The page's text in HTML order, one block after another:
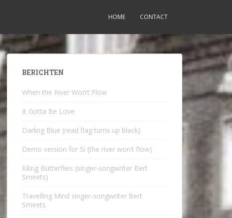
HOME CONTACT
BERICHTEN
When the River Won’t Flow
It Gotta Be Love
Darling Blue (read flag turns up black)
Demo version for Si (the river won’t flow)
Kiling Butterflies (singer-songwriter Bert
Smeets)
Travelling Mind singer-songwriter Bert
Smeets